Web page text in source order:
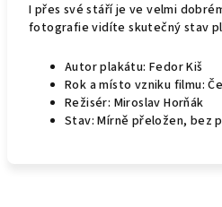
I přes své stáří je ve velmi
fotografie vidíte skutečný stav
Autor plakátu: Fedor Kiš
Rok a místo vzniku filmu:
Režisér: Miroslav Horňák
Stav: Mírně přeložen, bez